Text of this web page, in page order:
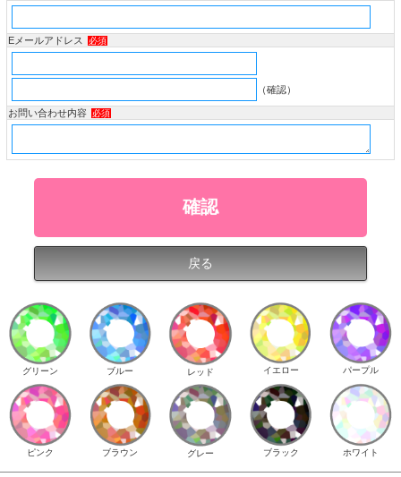
Eメールアドレス 必須
（確認）
お問い合わせ内容 必須
グリーン ブルー レッド イエロー パープル
ピンク ブラウン グレー ブラック ホワイト